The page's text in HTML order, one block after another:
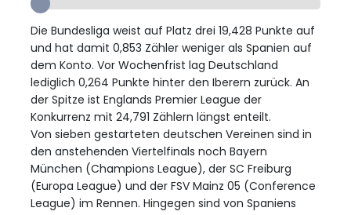
Die Bundesliga weist auf Platz drei 19,428 Punkte auf
und hat damit 0,853 Zähler weniger als Spanien auf
dem Konto. Vor Wochenfrist lag Deutschland
lediglich 0,264 Punkte hinter den Iberern zurück. An
der Spitze ist Englands Premier League der
Konkurrenz mit 24,791 Zählern längst enteilt.
Von sieben gestarteten deutschen Vereinen sind in
den anstehenden Viertelfinals noch Bayern
München (Champions League), der SC Freiburg
(Europa League) und der FSV Mainz 05 (Conference
League) im Rennen. Hingegen sind von Spaniens